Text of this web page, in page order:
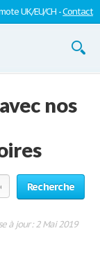
UK/EU/CH -Contact
nos
Recherche
à jour : 2 Mai 2019